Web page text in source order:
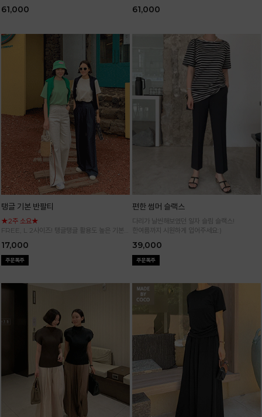
61,000 61,000
탱글 기본 반팔티
★2주 소요★
FREE, L 2사이즈! 탱글탱글 활용도 높은 기본
17,000
편한 썸머 슬랙스
다리가 날씬해보였던 일자 슬림 슬랙스!
한여름까지 시원하게 입어주세요:)
39,000